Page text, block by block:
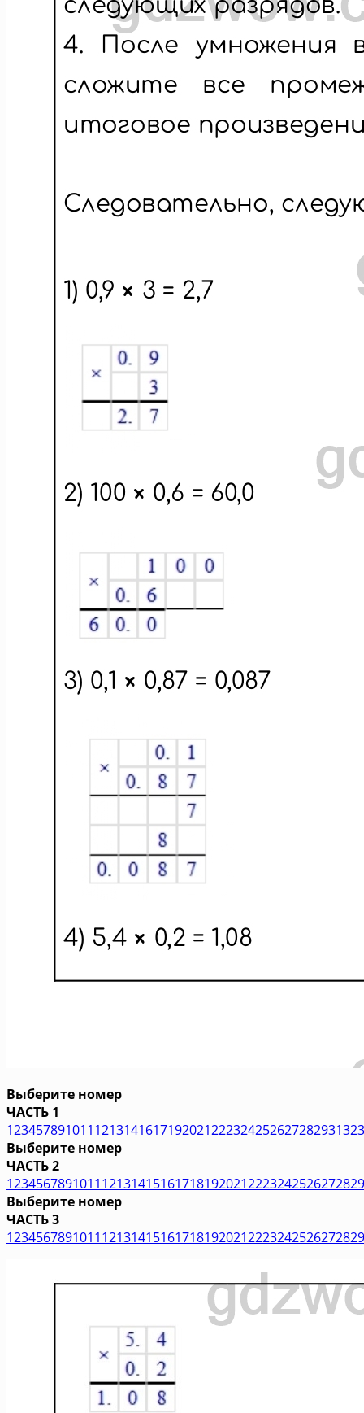
Выберите номер
ЧАСТЬ 1
123457891011121314161719202122232425262728293132
Выберите номер
ЧАСТЬ 2
1234567891011121314151617181920212223242526272829
Выберите номер
ЧАСТЬ 3
1234567891011121314151617181920212223242526272829